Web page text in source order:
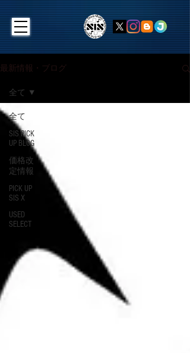
最新情報・ブログ
全て
SIS PICK
UP BLOG
価格改
定情報
PICK UP
SIS X
USED
SELECT
全て